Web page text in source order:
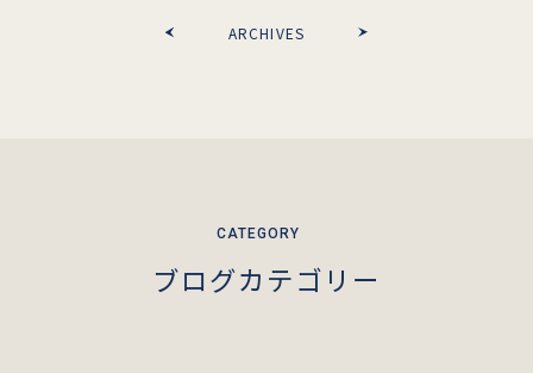
ARCHIVES
ブログカテゴリー